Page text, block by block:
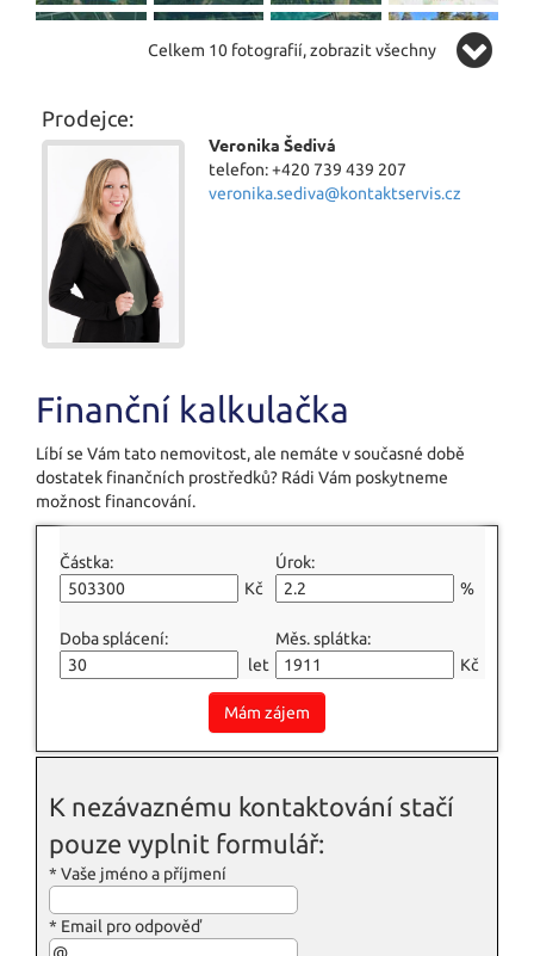
Celkem 10 fotografií, zobrazit všechny
Prodejce:
Veronika Šedivá
telefon: +420 739 439 207
veronika.sediva@kontaktservis.cz
Finanční kalkulačka
Líbí se Vám tato nemovitost, ale nemáte v současné době
dostatek finančních prostředků? Rádi Vám poskytneme
možnost financování.
Částka:
Kč
Úrok:
%
Doba splácení:
let
Měs. splátka:
Kč
Mám zájem
K nezávaznému kontaktování stačí
pouze vyplnit formulář:
* Vaše jméno a příjmení
* Email pro odpověď